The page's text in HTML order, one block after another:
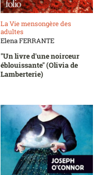
La Vie mensongère des
adultes
Elena FERRANTE
"Un livre d'une noirceur
éblouissante" (Olivia de
Lamberterie)